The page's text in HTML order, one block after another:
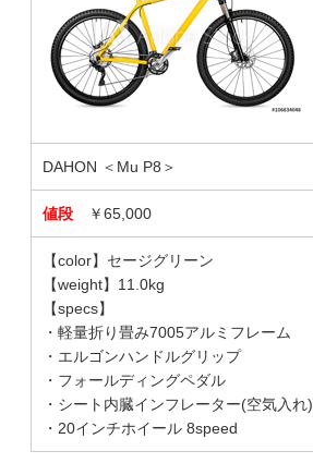
DAHON ＜Mu P8＞
値段 ￥65,000
【color】セージグリーン
【weight】11.0kg
【specs】
・軽量折り畳み7005アルミフレーム
・エルゴンハンドルグリップ
・フォールディングペダル
・シート内臓インフレーター(空気入れ)
・20インチホイール 8speed